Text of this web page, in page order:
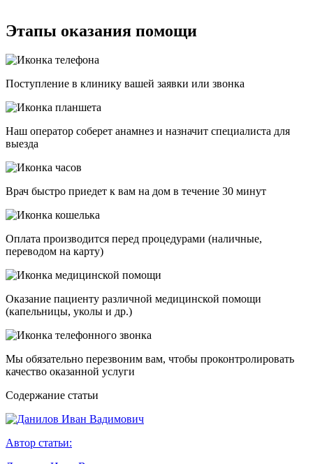
Этапы оказания помощи
Поступление в клинику вашей заявки или звонка
Наш оператор соберет анамнез и назначит специалиста для
выезда
Врач быстро приедет к вам на дом в течение 30 минут
Оплата производится перед процедурами (наличные,
переводом на карту)
Оказание пациенту различной медицинской помощи
(капельницы, уколы и др.)
Мы обязательно перезвоним вам, чтобы проконтролировать
качество оказанной услуги
Cодержание статьи
Автор статьи: